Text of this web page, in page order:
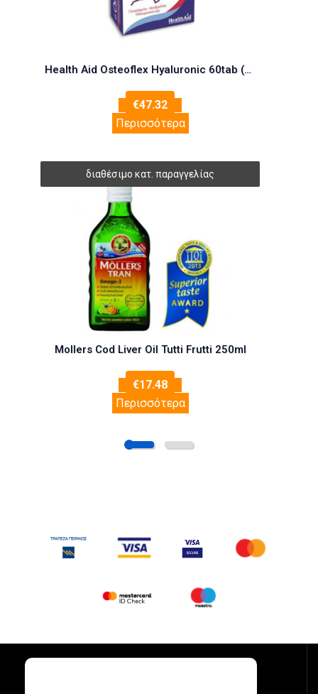
Health Aid Osteoflex Hyaluronic 60tab (Οστά – Αρθρώσεις)
€47.32
Περισσότερα
Mollers Cod Liver Oil Tutti Frutti 250ml
€17.48
Περισσότερα